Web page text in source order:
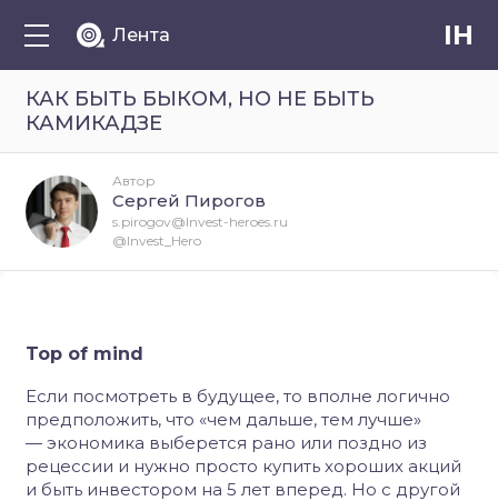
Лента IH
КАК БЫТЬ БЫКОМ, НО НЕ БЫТЬ
КАМИКАДЗЕ
Top of mind
Если посмотреть в будущее, то вполне логично
предположить, что «чем дальше, тем лучше»
— экономика выберется рано или поздно из
рецессии и нужно просто купить хороших акций
и быть инвестором на 5 лет вперед. Но с другой
Автор
Сергей Пирогов
s.pirogov@Invest-heroes.ru
@Invest_Hero